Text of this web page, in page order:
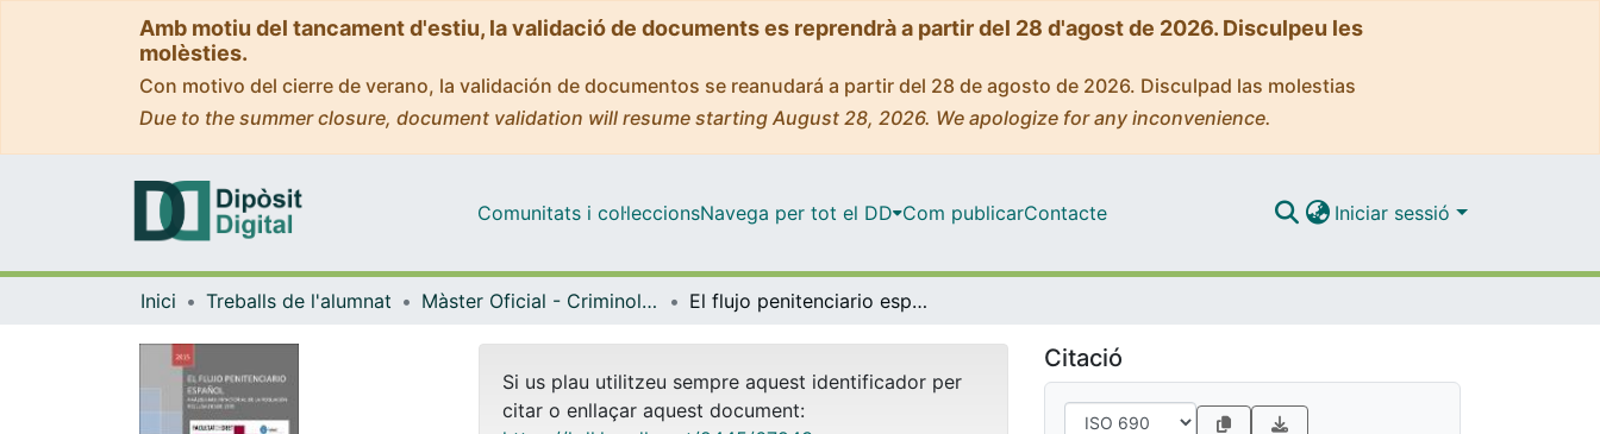
Amb motiu del tancament d'estiu, la validació de documents es reprendrà a partir del 28 d'agost de 2026. Disculpeu les
molèsties.
Con motivo del cierre de verano, la validación de documentos se reanudará a partir del 28 de agosto de 2026. Disculpad las molestias
Due to the summer closure, document validation will resume starting August 28, 2026. We apologize for any inconvenience.
Comunitats i col·leccionsNavega per tot el DD Com publicarContacte Iniciar sessió
Inici Treballs de l'alumnat Màster Oficial - Criminologia, Política Criminal i Sociologia Juridicopenal El flujo penitenciario español. Análisis multifactorial de la población reclusa desde 1995
Si us plau utilitzeu sempre aquest identificador per
citar o enllaçar aquest document:
Citació